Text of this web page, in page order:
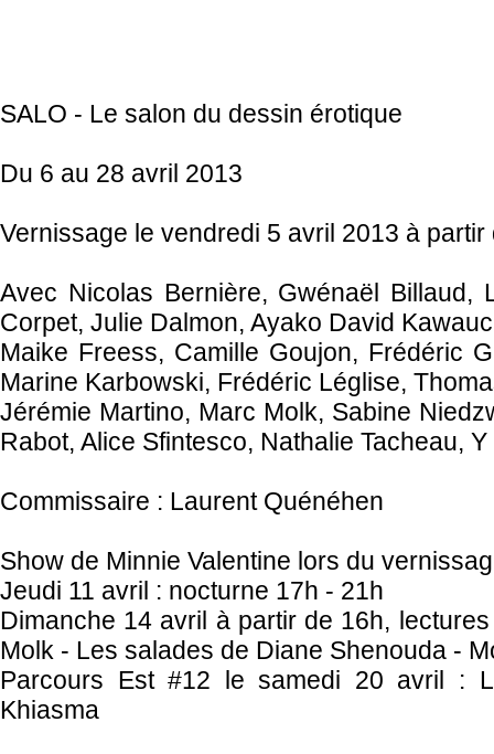
SALO - Le salon du dessin érotique
Du 6 au 28 avril 2013
Vernissage le vendredi 5 avril 2013 à partir
Avec Nicolas Bernière, Gwénaël Billaud,
Corpet, Julie Dalmon, Ayako David
Maike Freess, Camille Goujon, Frédéric
Marine Karbowski, Frédéric Léglise,
Jérémie Martino, Marc Molk, Sabine
Rabot, Alice Sfintesco, Nathalie Tacheau, Y
Commissaire : Laurent Quénéhen
Show de Minnie Valentine lors du
Jeudi 11 avril : nocturne 17h - 21h
Dimanche 14 avril à partir de 16h,
Molk - Les salades de Diane Shenouda -
Parcours Est #12 le samedi 20 avril :
Khiasma